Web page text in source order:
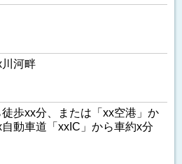
河畔
歩xx分、または「xx空港」か
動車道「xxIC」から車約x分